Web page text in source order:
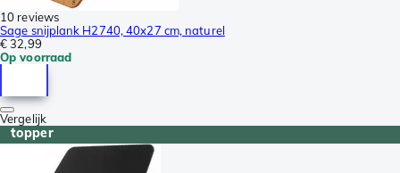
10 reviews
Sage snijplank H2740, 40x27 cm, naturel
€ 32,99
Op voorraad
Vergelijk
topper